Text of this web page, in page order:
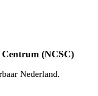
(NCSC)
Nederland.